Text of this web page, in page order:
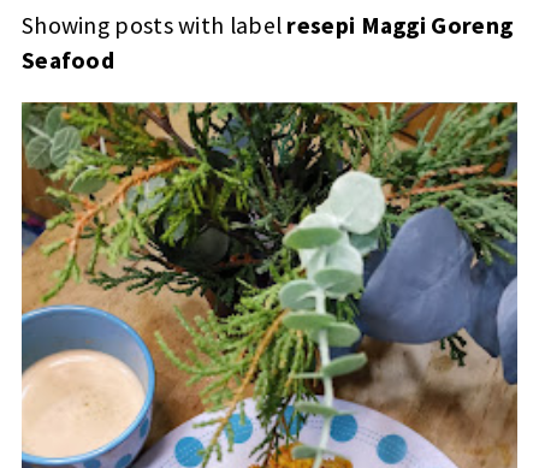
Showing posts with label resepi Maggi Goreng
Seafood